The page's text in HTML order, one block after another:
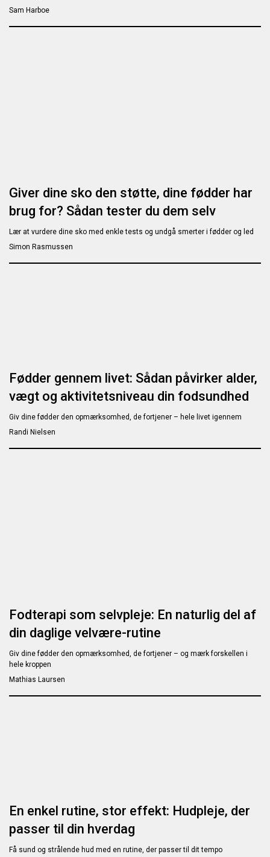
Sam Harboe
Giver dine sko den støtte, dine fødder har
brug for? Sådan tester du dem selv
Lær at vurdere dine sko med enkle tests og undgå smerter i fødder og led
Simon Rasmussen
Fødder gennem livet: Sådan påvirker alder,
vægt og aktivitetsniveau din fodsundhed
Giv dine fødder den opmærksomhed, de fortjener – hele livet igennem
Randi Nielsen
Fodterapi som selvpleje: En naturlig del af
din daglige velvære-rutine
Giv dine fødder den opmærksomhed, de fortjener – og mærk forskellen i
hele kroppen
Mathias Laursen
En enkel rutine, stor effekt: Hudpleje, der
passer til din hverdag
Få sund og strålende hud med en rutine, der passer til dit tempo